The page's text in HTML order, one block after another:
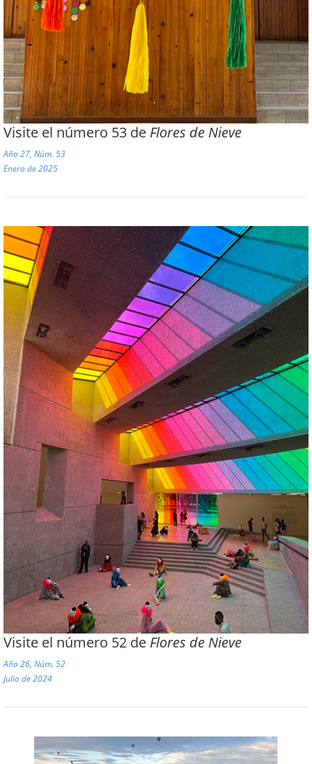
Visite el número 53 de Flores de Nieve
Año 27, Núm. 53
Enero de 2025
Visite el número 52 de Flores de Nieve
Año 26, Núm. 52
Julio de 2024